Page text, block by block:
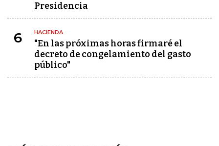
Presidencia
6 HACIENDA
"En las próximas horas firmaré el
decreto de congelamiento del gasto
público"